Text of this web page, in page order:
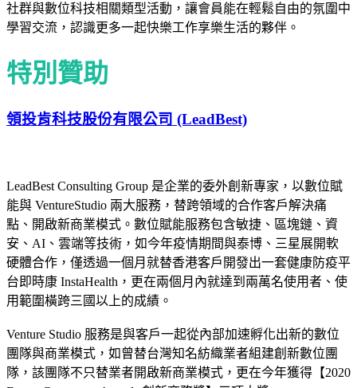
社群與數位科技相關類型活動，讓會員能在輕鬆自由的氛圍中
學習交流，認識更多一起快樂工作享樂生活的夥伴。
特別贊助
領投肯科技股份有限公司 (LeadBest)
LeadBest Consulting Group 是企業的委外創新專家，以數位賦
能與 VentureStudio 兩大服務，替跨領域的合作客戶解決痛
點、開啟新商業模式。數位賦能服務包含敏捷、區塊鏈、資
安、AI、雲端等技術，如今年疫情期間與泰博、三星展開軟
硬體合作，僅透過一個月就替香港客戶開發出一套健康防疫平
台即時康 InstaHealth，更在兩個月內就達到兩萬名使用者、使
用範圍橫跨三國以上的成績。
Venture Studio 服務是與客戶一起從內部加速孵化出新的數位
團隊與商業模式，如曾替台灣知名紡織業者組建創新數位團
隊，該團隊不只替業者開啟新商業模式，更在今年獲得【2020